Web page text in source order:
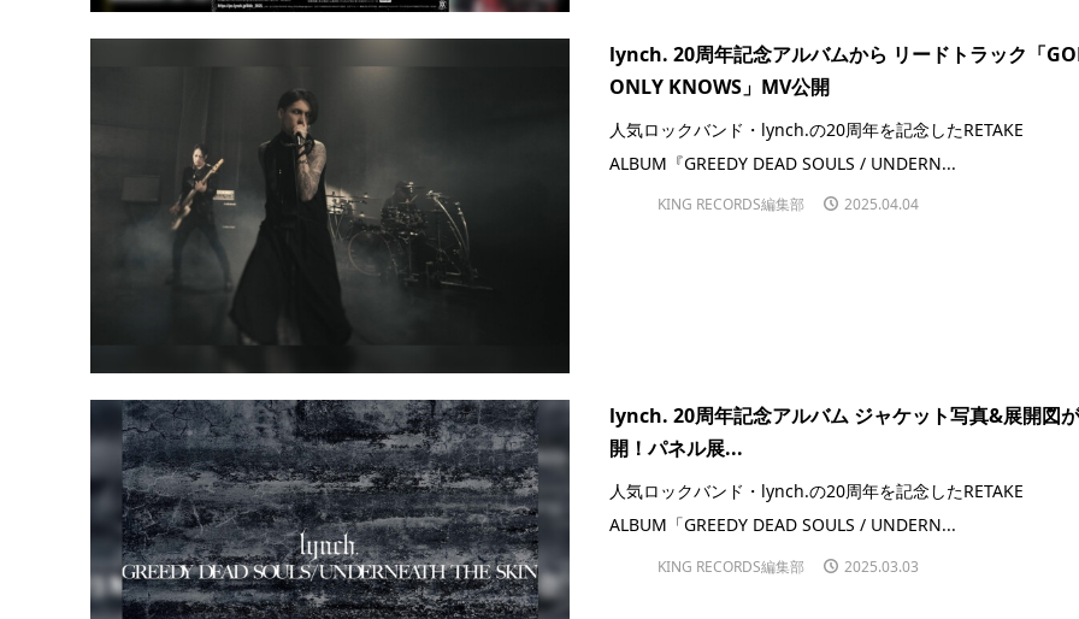
lynch. 20周年記念アルバムから リードトラック「
ONLY KNOWS」MV公開
人気ロックバンド・lynch.の20周年を記念したRETAKE
ALBUM『GREEDY DEAD SOULS / UNDERN...
KING RECORDS編集部 2025.04.04
lynch. 20周年記念アルバム ジャケット写真&展開図
開！パネル展...
人気ロックバンド・lynch.の20周年を記念したRETAKE
ALBUM「GREEDY DEAD SOULS / UNDERN...
KING RECORDS編集部 2025.03.03